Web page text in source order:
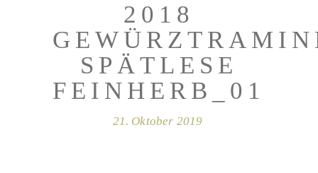
2018
SPÄTLESE
FEINHERB_01
21. Oktober 2019